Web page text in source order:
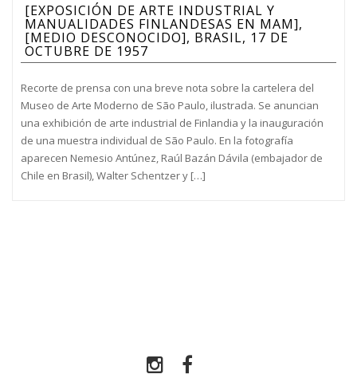
[EXPOSICIÓN DE ARTE INDUSTRIAL Y
MANUALIDADES FINLANDESAS EN MAM],
[MEDIO DESCONOCIDO], BRASIL, 17 DE
OCTUBRE DE 1957
Recorte de prensa con una breve nota sobre la cartelera del
Museo de Arte Moderno de São Paulo, ilustrada. Se anuncian
una exhibición de arte industrial de Finlandia y la inauguración
de una muestra individual de São Paulo. En la fotografía
aparecen Nemesio Antúnez, Raúl Bazán Dávila (embajador de
Chile en Brasil), Walter Schentzer y […]